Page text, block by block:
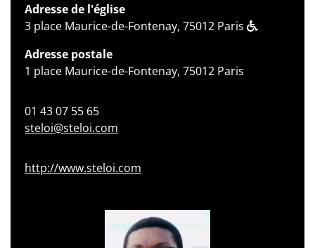
Adresse de l'église
3 place Maurice-de-Fontenay, 75012 Paris
Adresse postale
1 place Maurice-de-Fontenay, 75012 Paris
01 43 07 55 65
steloi@steloi.com
http://www.steloi.com